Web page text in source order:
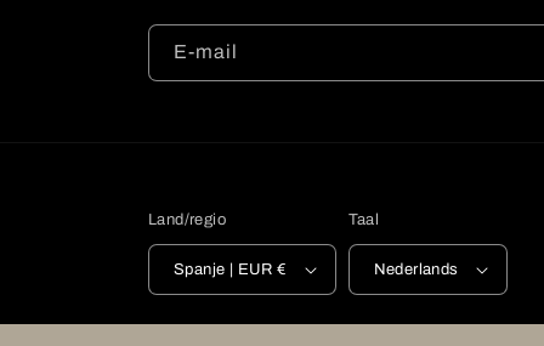
E‑mail
Land/regio
Spanje | EUR €
Taal
Nederlands